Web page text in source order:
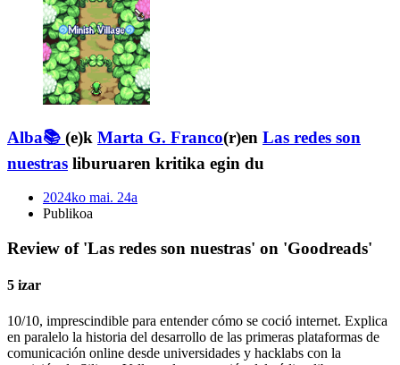
Alba📚 (e)k Marta G. Franco(r)en Las redes son
nuestras liburuaren kritika egin du
2024ko mai. 24a
Publikoa
Review of 'Las redes son nuestras' on 'Goodreads'
5 izar
10/10, imprescindible para entender cómo se coció internet. Explica
en paralelo la historia del desarrollo de las primeras plataformas de
comunicación online desde universidades y hacklabs con la